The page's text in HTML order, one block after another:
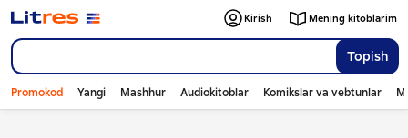
Topish
Kirish Mening kitoblarim
Promokod Yangi Mashhur Audiokitoblar Komikslar va vebtunlar